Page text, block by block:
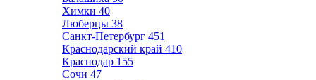
Химки 40
Люберцы 38
Санкт-Петербург 451
Краснодарский край 410
Краснодар 155
Сочи 47